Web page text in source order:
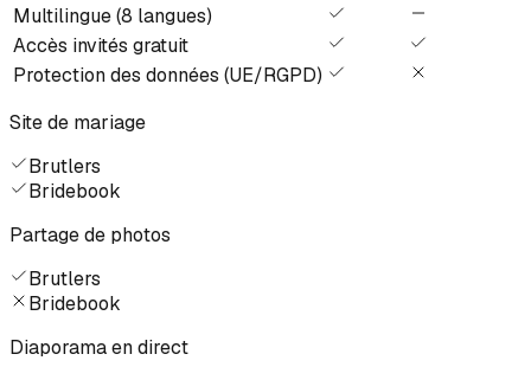
Multilingue (8 langues)
Accès invités gratuit
Protection des données (UE/RGPD)
Site de mariage
Brutlers
Bridebook
Partage de photos
Brutlers
Bridebook
Diaporama en direct